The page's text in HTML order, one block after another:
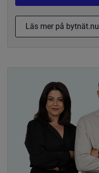
Läs mer på bytnät.nu